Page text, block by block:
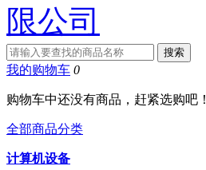
我的购物车 0
购物车中还没有商品，赶紧选购吧！
全部商品分类
计算机设备